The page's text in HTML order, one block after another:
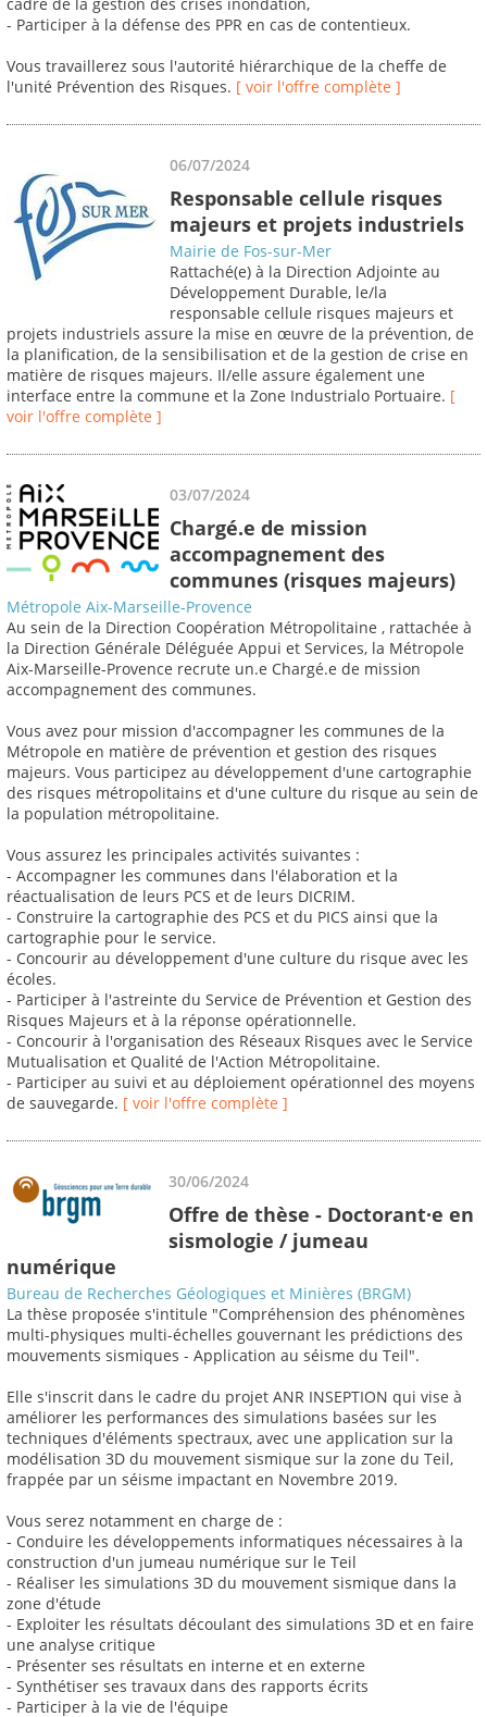
- Participer à la défense des PPR en cas de contentieux.
Vous travaillerez sous l'autorité hiérarchique de la cheffe de
l'unité Prévention des Risques. [ voir l'offre complète ]
06/07/2024
Responsable cellule risques
majeurs et projets industriels
Mairie de Fos-sur-Mer
Rattaché(e) à la Direction Adjointe au
Développement Durable, le/la
responsable cellule risques majeurs et
projets industriels assure la mise en œuvre de la prévention, de
la planification, de la sensibilisation et de la gestion de crise en
matière de risques majeurs. Il/elle assure également une
interface entre la commune et la Zone Industrialo Portuaire. [
voir l'offre complète ]
03/07/2024
Chargé.e de mission
accompagnement des
communes (risques majeurs)
Métropole Aix-Marseille-Provence
Au sein de la Direction Coopération Métropolitaine , rattachée à
la Direction Générale Déléguée Appui et Services, la Métropole
Aix-Marseille-Provence recrute un.e Chargé.e de mission
accompagnement des communes.
Vous avez pour mission d'accompagner les communes de la
Métropole en matière de prévention et gestion des risques
majeurs. Vous participez au développement d'une cartographie
des risques métropolitains et d'une culture du risque au sein de
la population métropolitaine.
Vous assurez les principales activités suivantes :
- Accompagner les communes dans l'élaboration et la
réactualisation de leurs PCS et de leurs DICRIM.
- Construire la cartographie des PCS et du PICS ainsi que la
cartographie pour le service.
- Concourir au développement d'une culture du risque avec les
écoles.
- Participer à l'astreinte du Service de Prévention et Gestion des
Risques Majeurs et à la réponse opérationnelle.
- Concourir à l'organisation des Réseaux Risques avec le Service
Mutualisation et Qualité de l'Action Métropolitaine.
- Participer au suivi et au déploiement opérationnel des moyens
de sauvegarde. [ voir l'offre complète ]
30/06/2024
Offre de thèse - Doctorant·e en
sismologie / jumeau
numérique
Bureau de Recherches Géologiques et Minières (BRGM)
La thèse proposée s'intitule "Compréhension des phénomènes
multi-physiques multi-échelles gouvernant les prédictions des
mouvements sismiques - Application au séisme du Teil".
Elle s'inscrit dans le cadre du projet ANR INSEPTION qui vise à
améliorer les performances des simulations basées sur les
techniques d'éléments spectraux, avec une application sur la
modélisation 3D du mouvement sismique sur la zone du Teil,
frappée par un séisme impactant en Novembre 2019.
Vous serez notamment en charge de :
- Conduire les développements informatiques nécessaires à la
construction d'un jumeau numérique sur le Teil
- Réaliser les simulations 3D du mouvement sismique dans la
zone d'étude
- Exploiter les résultats découlant des simulations 3D et en faire
une analyse critique
- Présenter ses résultats en interne et en externe
- Synthétiser ses travaux dans des rapports écrits
- Participer à la vie de l'équipe